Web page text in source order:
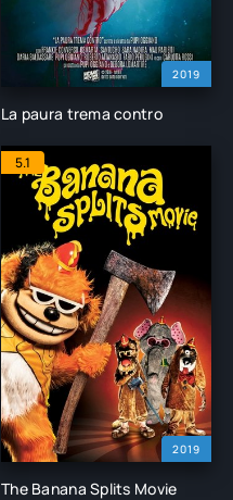
2019
La paura trema contro
2019
5.1
The Banana Splits Movie